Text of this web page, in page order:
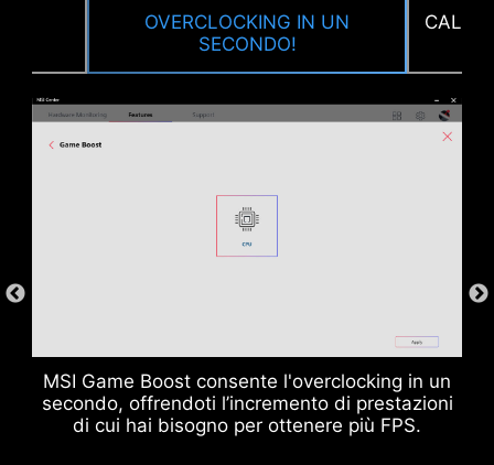
OVERCLOCKING IN UN
SECONDO!
MSI Game Boost consente l'overclocking in un
secondo, offrendoti l’incremento di prestazioni
di cui hai bisogno per ottenere più FPS.
Slot Memoria DDR